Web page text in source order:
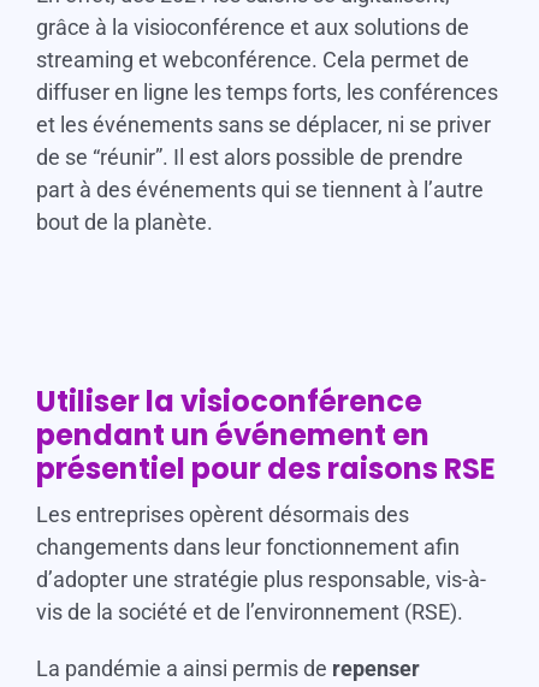
grâce à la visioconférence et aux solutions de
streaming et webconférence. Cela permet de
diffuser en ligne les temps forts, les conférences
et les événements sans se déplacer, ni se priver
de se “réunir”. Il est alors possible de prendre
part à des événements qui se tiennent à l’autre
bout de la planète.
Utiliser la visioconférence
pendant un événement en
présentiel pour des raisons RSE
Les entreprises opèrent désormais des
changements dans leur fonctionnement afin
d’adopter une stratégie plus responsable, vis-à-
vis de la société et de l’environnement (RSE).
La pandémie a ainsi permis de repenser